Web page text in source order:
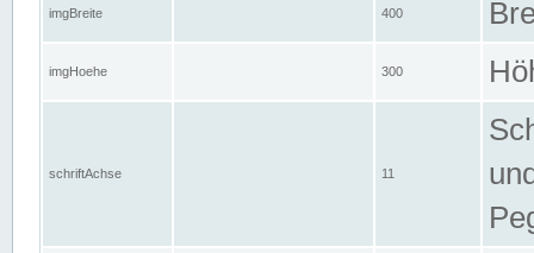
imgBreite 400
imgHoehe 300
schriftAchse 11